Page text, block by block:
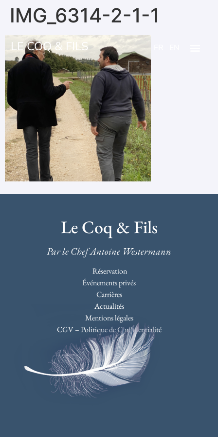
LE COQ & FILS
IMG_6314-2-1-1
Le Coq & Fils
Par le Chef Antoine Westermann
Réservation
Événements privés
Carrières
Actualités
Mentions légales
CGV – Politique de Confidentialité